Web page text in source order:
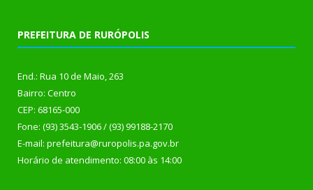
PREFEITURA DE RURÓPOLIS
End.: Rua 10 de Maio, 263
Bairro: Centro
CEP: 68165-000
Fone: (93) 3543-1906 / (93) 99188-2170
E-mail: prefeitura@ruropolis.pa.gov.br
Horário de atendimento: 08:00 às 14:00